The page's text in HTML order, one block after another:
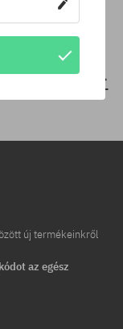
– csak gurulni
→
új termékeinkről
az egész